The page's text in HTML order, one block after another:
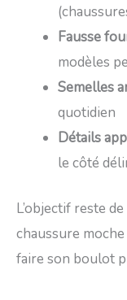
Fausse
modèles
Semelles
quotidien
Détails
le côté
L’objectif reste de
chaussure
faire son boulot